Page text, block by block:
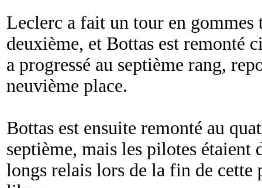
Leclerc a fait un tour en gommes
deuxième, et Bottas est remonté
a progressé au septième rang,
neuvième place.
Bottas est ensuite remonté au
septième, mais les pilotes étaient
longs relais lors de la fin de cette